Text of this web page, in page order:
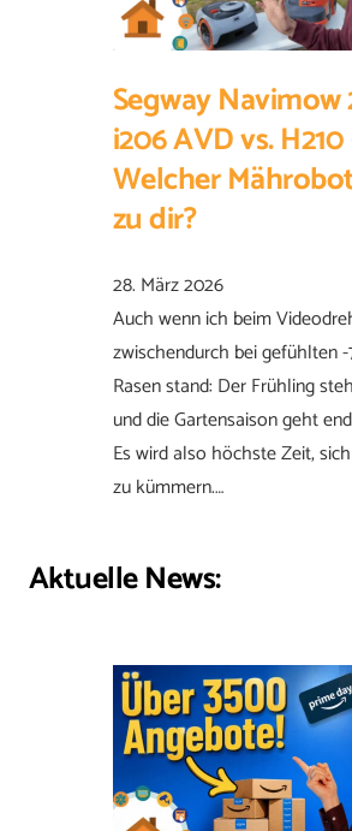
Segway Navimow
i206 AVD vs. H210
Welcher
zu dir?
28. März 2026
Auch wenn ich beim
zwischendurch bei gefühlten
Rasen stand: Der Frühling
und die Gartensaison geht
Es wird also höchste Zeit,
zu kümmern.…
Aktuelle News: